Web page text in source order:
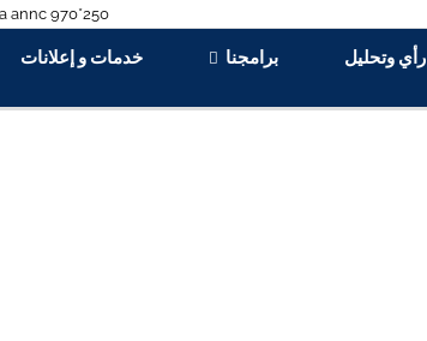
رأي وتحليل برامجنا خدمات و إعلانات